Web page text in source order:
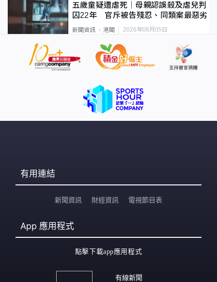
五歲童疑遭虐死｜母親認誤殺及虐兒判
囚22年 官斥被告殘忍、同類案最惡劣
新聞資訊 港聞 2026年08月05日
有用連結
新聞資訊 財經資訊 電視節目表
App 應用程式
點擊下載app應用程式
有線新聞